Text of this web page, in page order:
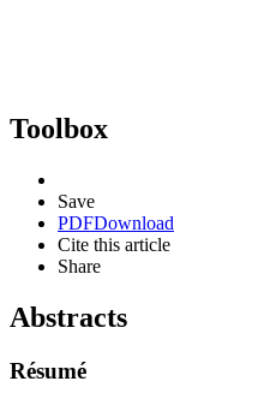
Toolbox
Save
PDFDownload
Cite this article
Share
Abstracts
Résumé